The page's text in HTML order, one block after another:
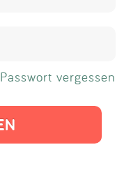
Passwort vergessen